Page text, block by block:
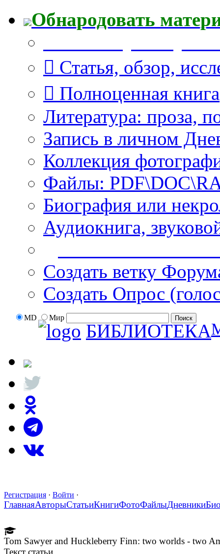
Обнародовать
Статья, обзор,
Полноценная книга
Литература: проза,
Запись в личном
Коллекция
Файлы:
Биография или
Аудиокнига,
Создать ветку
Создать Опрос
MD Мир
БИБЛИОТЕКА
Регистрация · Войти ·
ГлавнаяАвторыСтатьиКнигиФотоФайлыДневники
Tom Sawyer and Huckleberry Finn: two worlds - two